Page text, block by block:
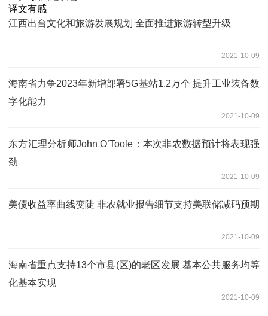
江西出台文化和旅游发展规划 全面推进旅游转型升级
2021-10-09
海南省力争2023年新增部署5G基站1.2万个 提升工业装备数
字化能力
2021-10-09
东方汇理分析师John O’Toole：本次非农数据预计将表现强
劲
2021-10-09
美债收益率曲线变陡 非农就业报告细节支持美联储减码预期
2021-10-09
海南省重点支持13个市县(区)的老区发展 基本公共服务均等
化基本实现
2021-10-09